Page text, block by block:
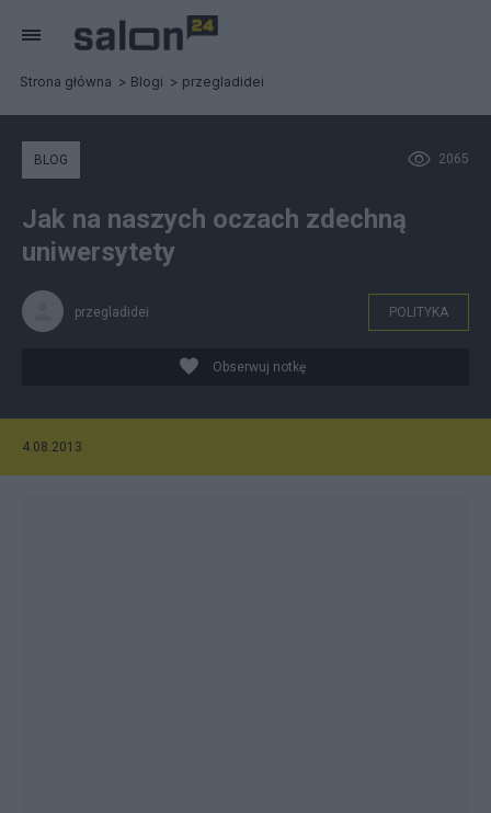
Strona główna Blogi przegladidei
2065
BLOG
Jak na naszych oczach zdechną
uniwersytety
przegladidei POLITYKA
Obserwuj notkę
4.08.2013